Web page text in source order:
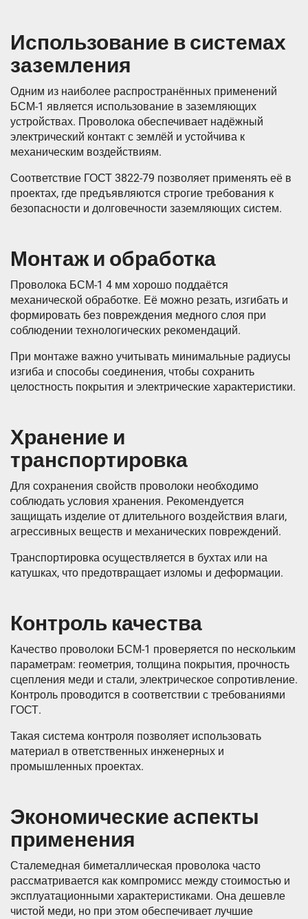
Использование в системах
заземления
Одним из наиболее распространённых применений
БСМ-1 является использование в заземляющих
устройствах. Проволока обеспечивает надёжный
электрический контакт с землёй и устойчива к
механическим воздействиям.
Соответствие ГОСТ 3822-79 позволяет применять её в
проектах, где предъявляются строгие требования к
безопасности и долговечности заземляющих систем.
Монтаж и обработка
Проволока БСМ-1 4 мм хорошо поддаётся
механической обработке. Её можно резать, изгибать и
формировать без повреждения медного слоя при
соблюдении технологических рекомендаций.
При монтаже важно учитывать минимальные радиусы
изгиба и способы соединения, чтобы сохранить
целостность покрытия и электрические характеристики.
Хранение и
транспортировка
Для сохранения свойств проволоки необходимо
соблюдать условия хранения. Рекомендуется
защищать изделие от длительного воздействия влаги,
агрессивных веществ и механических повреждений.
Транспортировка осуществляется в бухтах или на
катушках, что предотвращает изломы и деформации.
Контроль качества
Качество проволоки БСМ-1 проверяется по нескольким
параметрам: геометрия, толщина покрытия, прочность
сцепления меди и стали, электрическое сопротивление.
Контроль проводится в соответствии с требованиями
ГОСТ.
Такая система контроля позволяет использовать
материал в ответственных инженерных и
промышленных проектах.
Экономические аспекты
применения
Сталемедная биметаллическая проволока часто
рассматривается как компромисс между стоимостью и
эксплуатационными характеристиками. Она дешевле
чистой меди, но при этом обеспечивает лучшие